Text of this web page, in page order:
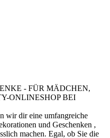
- FÜR MÄDCHEN,
ONLINESHOP BEI
wir dir eine umfangreiche
und Geschenken ,
machen. Egal, ob Sie die